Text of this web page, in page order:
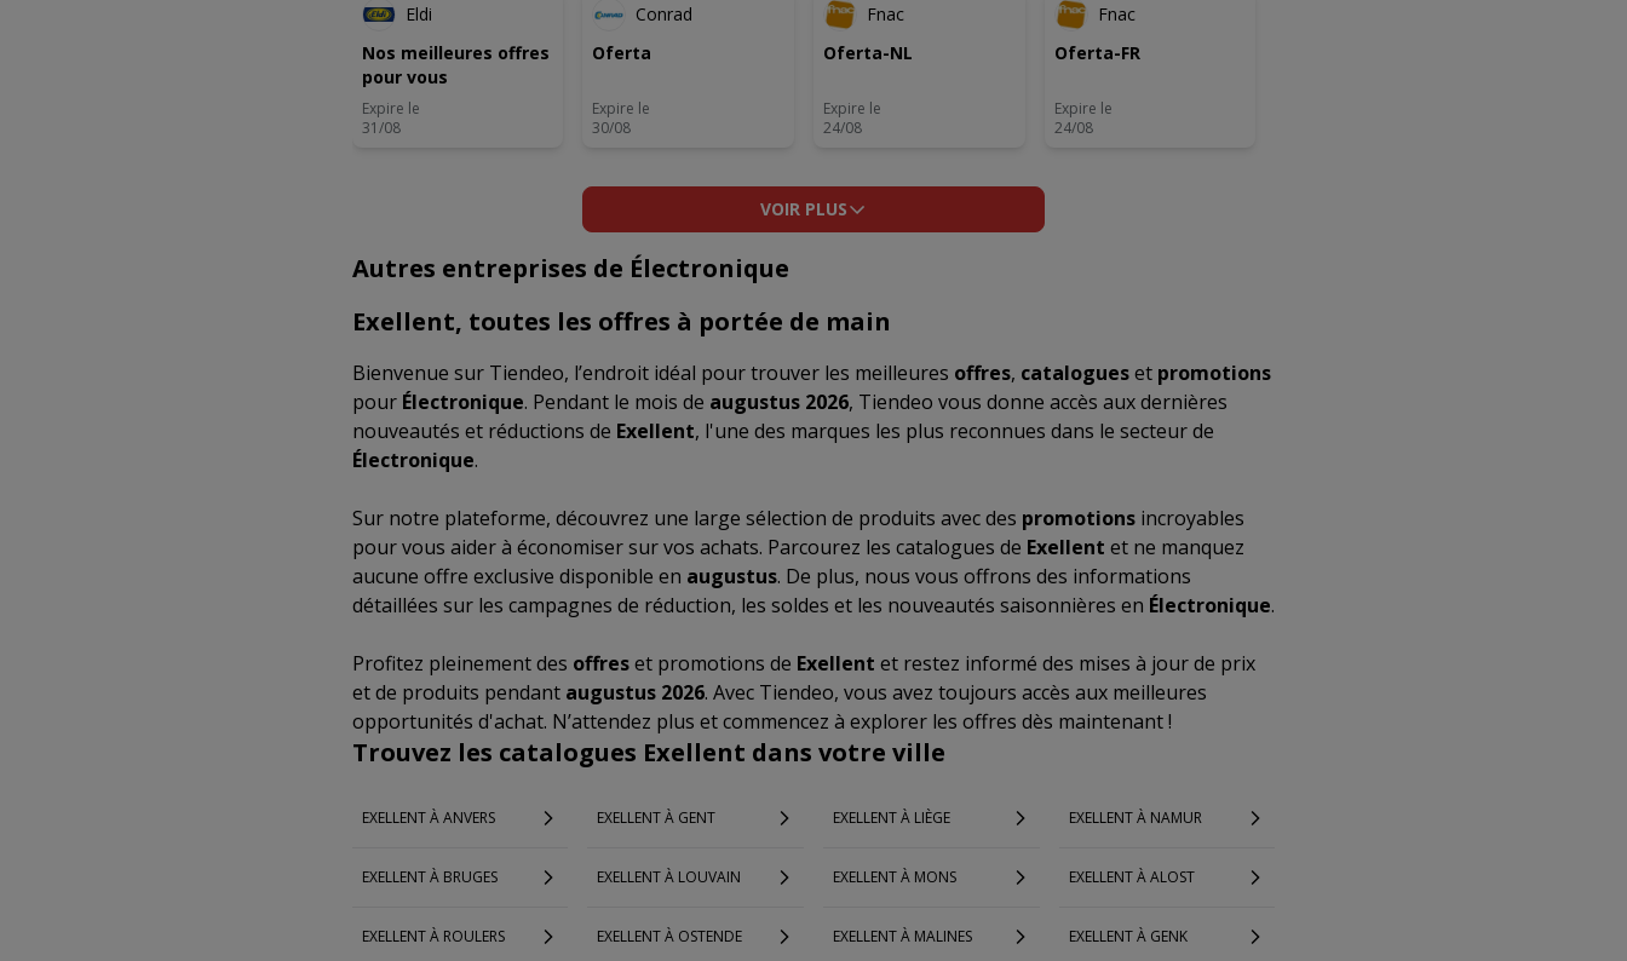
Eldi
Nos meilleures offres
pour vous
Expire le
31/08
Conrad
Oferta
Expire le
30/08
Fnac
Oferta-NL
Expire le
24/08
Fnac
Oferta-FR
Expire le
24/08
VOIR PLUS
Autres entreprises de Électronique
Exellent, toutes les offres à portée de main
Bienvenue sur Tiendeo, l’endroit idéal pour trouver les meilleures offres, catalogueset promotions
pour Électronique. Pendant le mois de augustus 2026, Tiendeo vous donne accès aux dernières
nouveautés et réductions de Exellent, l'une des marques les plus reconnues dans le secteur de
Électronique.
Sur notre plateforme, découvrez une large sélection de produits avec des promotionsincroyables
pour vous aider à économiser sur vos achats. Parcourez les catalogues de Exellent et ne manquez
aucune offre exclusive disponible en augustus. De plus, nous vous offrons des informations
détaillées sur les campagnes de réduction, les soldes et les nouveautés saisonnières en Électronique.
Profitez pleinement des offreset promotions de Exellent et restez informé des mises à jour de prix
et de produits pendant augustus 2026. Avec Tiendeo, vous avez toujours accès aux meilleures
opportunités d'achat. N’attendez plus et commencez à explorer les offres dès maintenant !
Trouvez les catalogues Exellent dans votre ville
EXELLENT À ANVERS EXELLENT À GENT EXELLENT À LIÈGE EXELLENT À NAMUR
EXELLENT À BRUGES EXELLENT À LOUVAIN EXELLENT À MONS EXELLENT À ALOST
EXELLENT À ROULERS EXELLENT À OSTENDE EXELLENT À MALINES EXELLENT À GENK